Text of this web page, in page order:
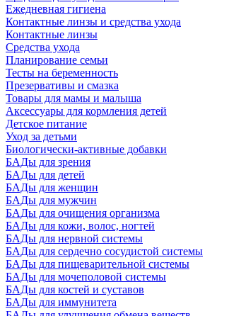
Ежедневная гигиена
Контактные линзы и средства ухода
Контактные линзы
Средства ухода
Планирование семьи
Тесты на беременность
Презервативы и смазка
Товары для мамы и малыша
Аксессуары для кормления детей
Детское питание
Уход за детьми
Биологически-активные добавки
БАДы для зрения
БАДы для детей
БАДы для женщин
БАДы для мужчин
БАДы для очищения организма
БАДы для кожи, волос, ногтей
БАДы для нервной системы
БАДы для сердечно сосудистой системы
БАДы для пищеварительной системы
БАДы для мочеполовой системы
БАДы для костей и суставов
БАДы для иммунитета